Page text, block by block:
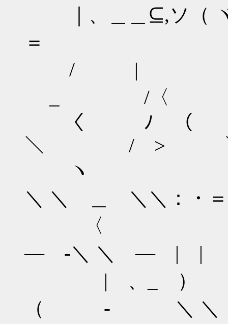
｜、＿＿⊆,ソ（
＝ .
/ |
_ /〈
〈 ﾉ （ ）
＼ / >
ヽ ⌒ヽ
＼ ＼ ＿ ＼＼：・＝
〈 /
― -＼ ＼ ― | |
| 、_ ）
（ - ＼